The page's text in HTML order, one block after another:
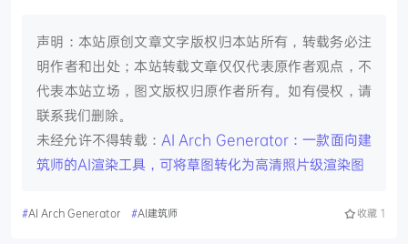
声明：本站原创文章文字版权归本站所有，转载务必注
明作者和出处；本站转载文章仅仅代表原作者观点，不
代表本站立场，图文版权归原作者所有。如有侵权，请
联系我们删除。
未经允许不得转载： AI Arch Generator：一款面向建
筑师的AI渲染工具，可将草图转化为高清照片级渲染图
#AI Arch Generator #AI建筑师 收藏 1